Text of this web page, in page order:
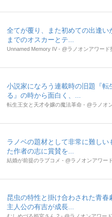
全てが覆り、また初めての出逢
までのオスカーとテ...
Unnamed Memory IV - @ラノオンアワード
小説家になろう連載時の旧題『
る』の時から面白く、...
転生王女と天才令嬢の魔法革命 - @ラノオ
ラノベの題材として非常に難し
た作者の志に賞賛を...
結婚が前提のラブコメ - @ラノオンアワー
昆虫の特性と掛け合わされた青
主人公の有吉が成長...